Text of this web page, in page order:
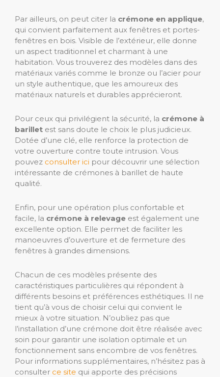
Par ailleurs, on peut citer la crémone en applique,
qui convient parfaitement aux fenêtres et portes-
fenêtres en bois. Visible de l’extérieur, elle donne
un aspect traditionnel et charmant à une
habitation. Vous trouverez des modèles dans des
matériaux variés comme le bronze ou l’acier pour
un style authentique, que les amoureux des
matériaux naturels et durables apprécieront.
Pour ceux qui privilégient la sécurité, la crémone à
barillet est sans doute le choix le plus judicieux.
Dotée d’une clé, elle renforce la protection de
votre ouverture contre toute intrusion. Vous
pouvez consulter ici pour découvrir une sélection
intéressante de crémones à barillet de haute
qualité.
Enfin, pour une opération plus confortable et
facile, la crémone à relevage est également une
excellente option. Elle permet de faciliter les
manoeuvres d’ouverture et de fermeture des
fenêtres à grandes dimensions.
Chacun de ces modèles présente des
caractéristiques particulières qui répondent à
différents besoins et préférences esthétiques. Il ne
tient qu’à vous de choisir celui qui convient le
mieux à votre situation. N’oubliez pas que
l’installation d’une crémone doit être réalisée avec
soin pour garantir une isolation optimale et un
fonctionnement sans encombre de vos fenêtres.
Pour informations supplémentaires, n’hésitez pas à
consulter ce site qui apporte des précisions